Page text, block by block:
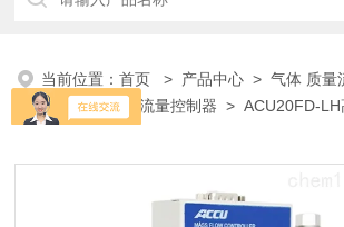
当前位置：首页 > 产品中心 >气体 质量
压质量流量计/流量控制器 > ACU20FD-LH